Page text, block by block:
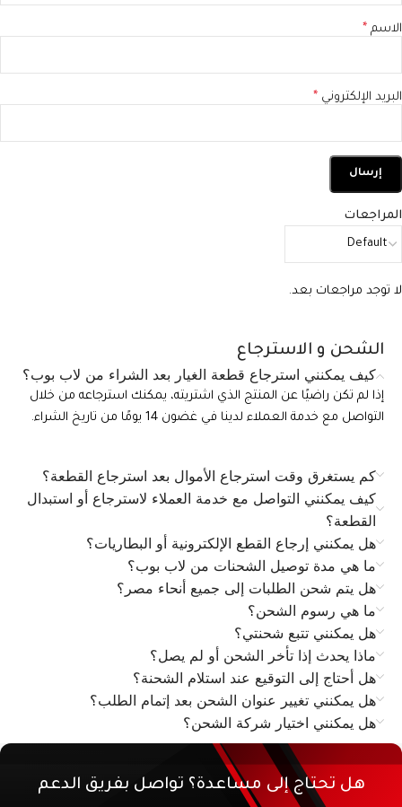
المراجعات
لا توجد مراجعات بعد.
الاسم *
البريد الإلكتروني *
الشحن و الاسترجاع
كيف يمكنني استرجاع قطعة الغيار بعد الشراء من لاب بوب؟
إذا لم تكن راضيًا عن المنتج الذي اشتريته، يمكنك استرجاعه من خلال
التواصل مع خدمة العملاء لدينا في غضون 14 يومًا من تاريخ الشراء.
كم يستغرق وقت استرجاع الأموال بعد استرجاع القطعة؟
كيف يمكنني التواصل مع خدمة العملاء لاسترجاع أو استبدال
القطعة؟
هل يمكنني إرجاع القطع الإلكترونية أو البطاريات؟
ما هي مدة توصيل الشحنات من لاب بوب؟
هل يتم شحن الطلبات إلى جميع أنحاء مصر؟
ما هي رسوم الشحن؟
هل يمكنني تتبع شحنتي؟
ماذا يحدث إذا تأخر الشحن أو لم يصل؟
هل أحتاج إلى التوقيع عند استلام الشحنة؟
هل يمكنني تغيير عنوان الشحن بعد إتمام الطلب؟
هل يمكنني اختيار شركة الشحن؟
هل تحتاج إلى مساعدة؟ تواصل بفريق الدعم